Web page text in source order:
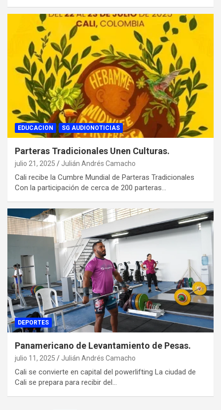
EDUCACION SG AUDIONOTICIAS
Parteras Tradicionales Unen Culturas.
julio 21, 2025 Julián Andrés Camacho
Cali recibe la Cumbre Mundial de Parteras Tradicionales
Con la participación de cerca de 200 parteras…
DEPORTES
Panamericano de Levantamiento de Pesas.
julio 11, 2025 Julián Andrés Camacho
Cali se convierte en capital del powerlifting La ciudad de
Cali se prepara para recibir del…